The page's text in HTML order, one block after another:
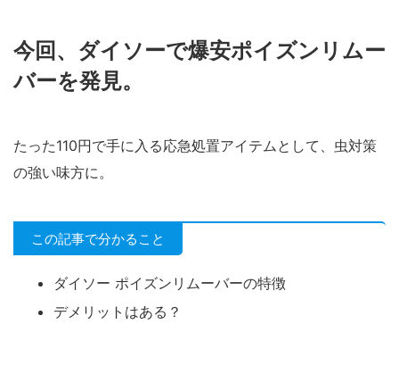
今回、ダイソーで爆安ポイズンリムー
バーを発見。
たった110円で手に入る応急処置アイテムとして、虫対策
の強い味方に。
この記事で分かること
ダイソー ポイズンリムーバーの特徴
デメリットはある？